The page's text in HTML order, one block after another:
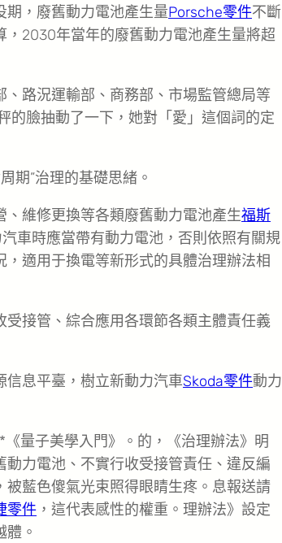
期，廢舊動力電池產生量Porsche零件不斷
2030年當年的廢舊動力電池產生量將超
路況運輸部、商務部、市場監管總局等
的臉抽動了一下，她對「愛」這個詞的定
期”治理的基礎思緒。
、維修更換等各類廢舊動力電池產生福斯
車時應當帶有動力電池，否則依照有關規
適用于換電等新形式的具體治理辦法相
接管、綜合應用各環節各類主體責任義
息平臺，樹立新動力汽車Skoda零件動力
《量子美學入門》。的，《治理辦法》明
力電池、不實行收受接管責任、違反編
藍色傻氣光束照得眼睛生疼。息報送請
零件 ，這代表感性的權重。理辦法》設定
。